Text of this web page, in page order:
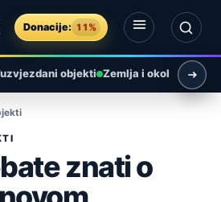
Donacije: 11%
objekti Zemlja i okoliš
znati o